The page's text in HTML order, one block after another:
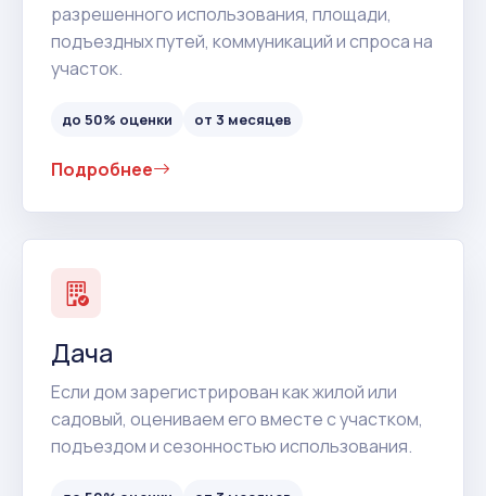
разрешенного использования, площади,
подъездных путей, коммуникаций и спроса на
участок.
до 50% оценки от 3 месяцев
Подробнее
Дача
Если дом зарегистрирован как жилой или
садовый, оцениваем его вместе с участком,
подъездом и сезонностью использования.